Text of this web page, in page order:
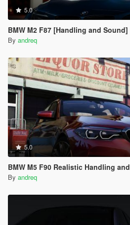
5.0
BMW M2 F87 [Handling and Sound]
By andreq
5.0
BMW M5 F90 Realistic Handling
By andreq